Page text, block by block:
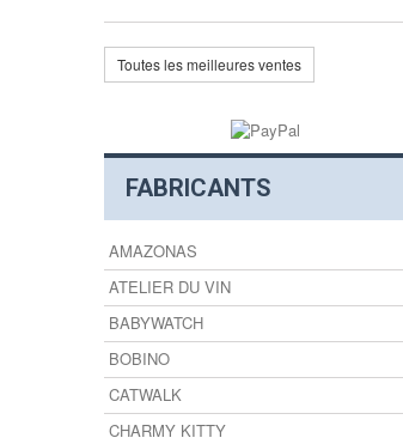
Toutes les meilleures ventes
FABRICANTS
AMAZONAS
ATELIER DU VIN
BABYWATCH
BOBINO
CATWALK
CHARMY KITTY